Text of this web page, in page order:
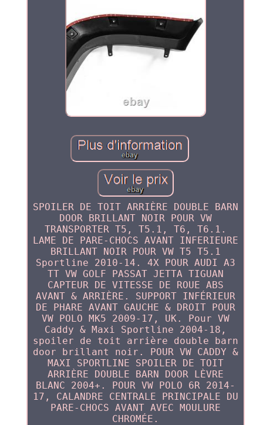
SPOILER DE TOIT ARRIÈRE DOUBLE BARN
DOOR BRILLANT NOIR POUR VW
TRANSPORTER T5, T5.1, T6, T6.1.
LAME DE PARE-CHOCS AVANT INFERIEURE
BRILLANT NOIR POUR VW T5 T5.1
Sportline 2010-14. 4X POUR AUDI A3
TT VW GOLF PASSAT JETTA TIGUAN
CAPTEUR DE VITESSE DE ROUE ABS
AVANT & ARRIÈRE. SUPPORT INFÉRIEUR
DE PHARE AVANT GAUCHE & DROIT POUR
VW POLO MK5 2009-17, UK. Pour VW
Caddy & Maxi Sportline 2004-18,
spoiler de toit arrière double barn
door brillant noir. POUR VW CADDY &
MAXI SPORTLINE SPOILER DE TOIT
ARRIÈRE DOUBLE BARN DOOR LÈVRE
BLANC 2004+. POUR VW POLO 6R 2014-
17, CALANDRE CENTRALE PRINCIPALE DU
PARE-CHOCS AVANT AVEC MOULURE
CHROMÉE.